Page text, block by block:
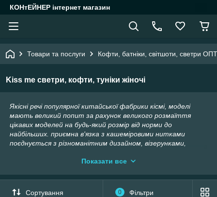
КОНтЕЙНЕР інтернет магазин
Товари та послуги Кофти, батніки, світшоти, светри
Kiss me светри, кофти, туніки жіночі
Якісні речі популярної китайської фабрики кісмі, моделі
мають великий попит за рахунок великого розмаїття
цікавих моделей на будь-який розмір від норми до
найбільших. приємна в'язка з кашеміровими нитками
поєднується з різноманітним дизайном, візерунками,
виробляє: жіночі светри, кофти, джемпери, гольфи, туніки,
Показати все
Сортування 0 Фільтри